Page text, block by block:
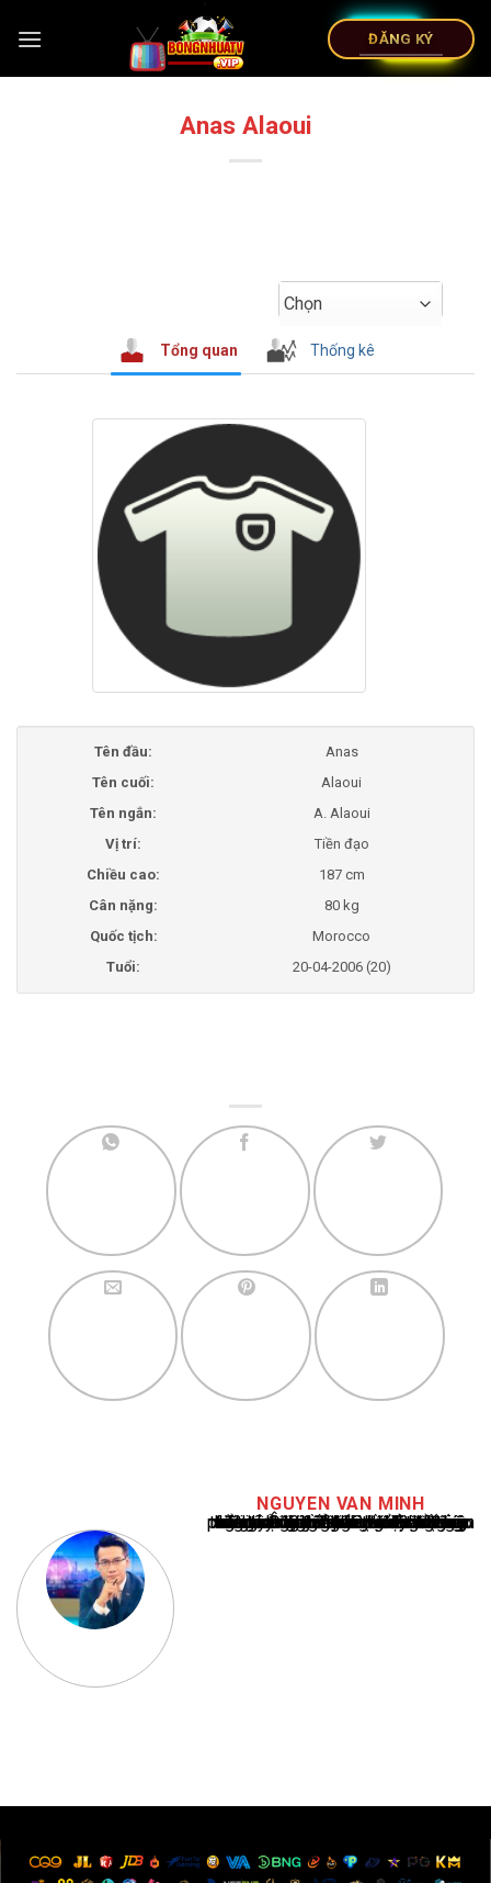
ĐĂNG KÝ
Anas Alaoui
Chọn
Tổng quan Thống kê
Tên đầu:
Anas
Tên cuối:
Alaoui
Tên ngắn:
A. Alaoui
Vị trí:
Tiền đạo
Chiều cao:
187 cm
Cân nặng:
80 kg
Quốc tịch:
Morocco
Tuổi:
20-04-2006 (20)
NGUYEN VAN MINH
Nguyễn Văn Minh là một trong những chuyên gia hàng đầu về báo cáo tin tức thể thao tại Việt Nam, với hơn 10 năm hoạt động trong ngành. Ông có kiến thức sâu rộng và kinh nghiệm đáng kể trong việc phân tích và báo cáo về các sự kiện thể thao hàng đầu. Sự hiểu biết sâu sắc của ông về ngành này đã giúp ông xây dựng uy tín và danh tiếng trong cộng đồng báo chí thể thao.